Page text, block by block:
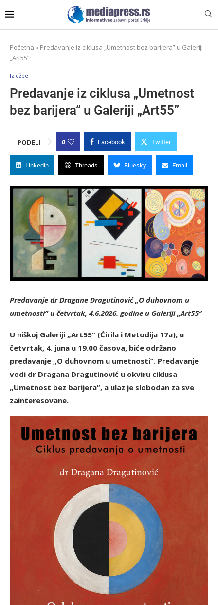
Početna » Predavanje iz ciklusa „Umetnost bez barijera” u Galeriji
„Art55”
Izložbe
Predavanje iz ciklusa „Umetnost
bez barijera” u Galeriji „Art55”
PODELI 0 Facebook Twitter
Linkedin Threads Bluesky Email
Predavanje dr Dragane Dragutinović „O duhovnom u
umetnosti” u četvrtak, 4.6.2026. godine u Galeriji „Art55”
U niškoj Galeriji „Art55” (Ćirila i Metodija 17a), u
četvrtak, 4. juna u 19.00 časova, biće održano
predavanje „O duhovnom u umetnosti”. Predavanje
vodi dr Dragana Dragutinović u okviru ciklusa
„Umetnost bez barijera”, a ulaz je slobodan za sve
zainteresovane.